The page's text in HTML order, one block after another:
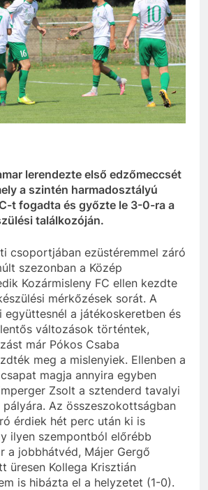
lerendezte első edzőmeccsét
a szintén harmadosztályú
t fogadta és győzte le 3-0-ra a
találkozóján.
csoportjában ezüstéremmel záró
szezonban a Közép
Kozármisleny FC ellen kezdte
mérkőzések sorát. A
együttesnél a játékoskeretben és
változások történtek,
már Pókos Csaba
meg a mislenyiek. Ellenben a
magja annyira egyben
Zsolt a sztenderd tavalyi
Az összeszokottságban
érdiek hét perc után ki is
ilyen szempontból előrébb
a jobbhátvéd, Májer Gergő
üresen Kollega Krisztián
is hibázta el a helyzetet (1-0).